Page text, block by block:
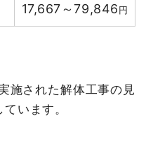
17,667～79,846円
施された解体工事の見
います。